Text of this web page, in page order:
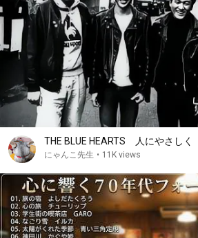
THE BLUE HEARTS 人にやさしく
にゃんこ先生 • 11K views